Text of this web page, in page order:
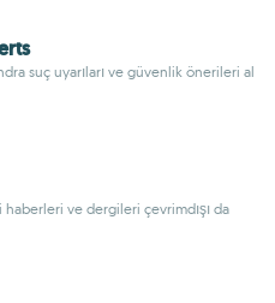
suç uyarıları ve güvenlik önerileri al
ve dergileri çevrimdışı da